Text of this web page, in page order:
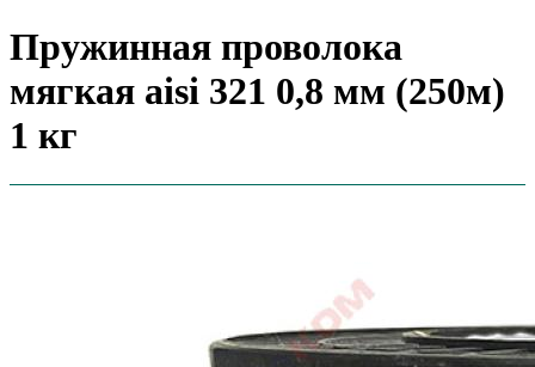
Пружинная проволока
мягкая aisi 321 0,8 мм (250м)
1 кг